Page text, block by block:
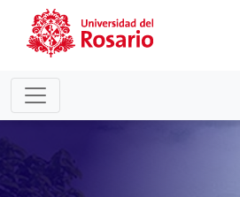
Pasar al contenido principal